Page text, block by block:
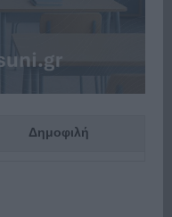
Δημοφιλή